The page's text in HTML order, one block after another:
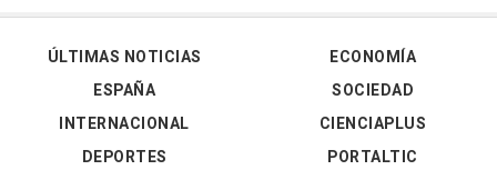
ÚLTIMAS NOTICIAS
ESPAÑA
INTERNACIONAL
DEPORTES
ECONOMÍA
SOCIEDAD
CIENCIAPLUS
PORTALTIC